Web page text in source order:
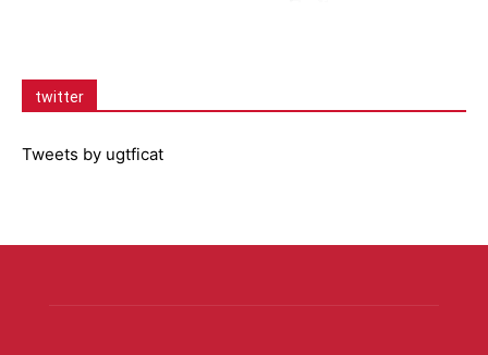
twitter
Tweets by ugtficat